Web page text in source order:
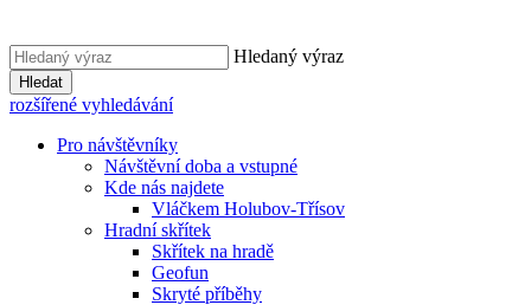
Hledaný výraz
Hledat
rozšířené vyhledávání
Pro návštěvníky
Návštěvní doba a vstupné
Kde nás najdete
Vláčkem Holubov-Třísov
Hradní skřítek
Skřítek na hradě
Geofun
Skryté příběhy